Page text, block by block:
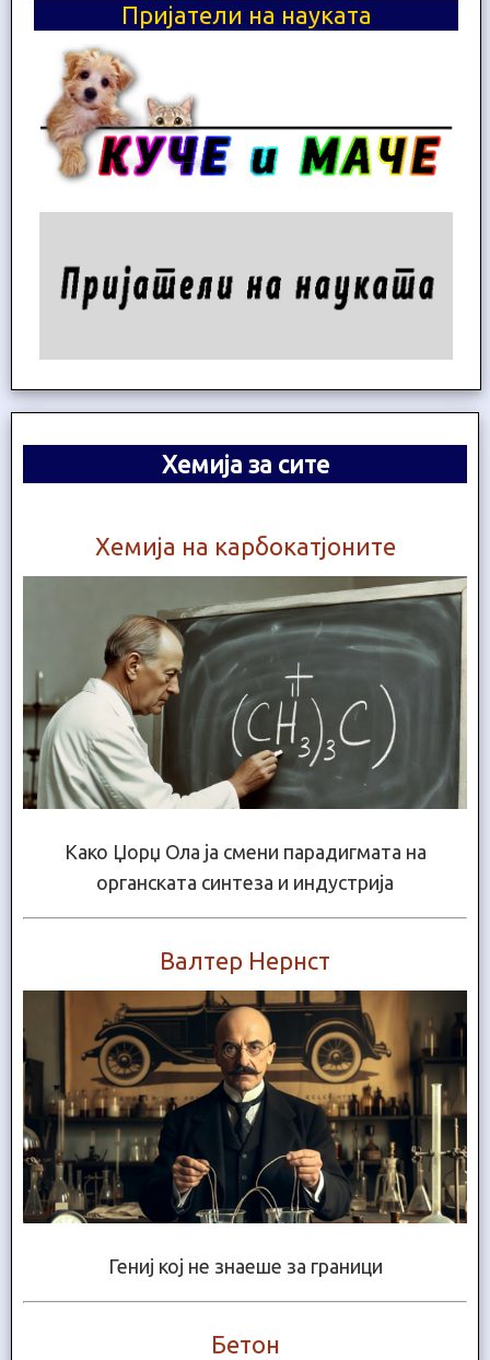
Пријатели на науката
Хемија за сите
Хемија на карбокатјоните
Како Џорџ Ола ја смени парадигмата на
органската синтеза и индустрија
Валтер Нернст
Гениј кој не знаеше за граници
Бетон